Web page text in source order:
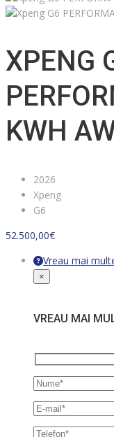
XPENG
KWH
2026
Xpeng
G6
52.500,00€
Vreau mai
×
VREAU MAI